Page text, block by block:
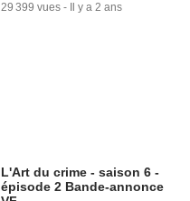
29 399 vues - Il y a 2 ans
L'Art du crime - saison 6 -
épisode 2 Bande-annonce